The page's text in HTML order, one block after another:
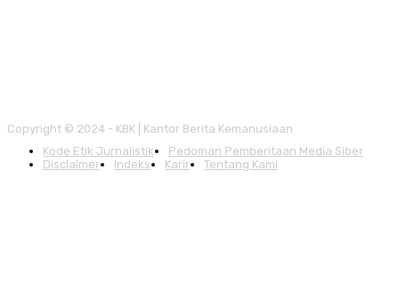
Copyright © 2024 - KBK | Kantor Berita Kemanusiaan
Kode Etik Jurnalistik
Pedoman Pemberitaan Media Siber
Disclaimer
Indeks Karir Tentang Kami